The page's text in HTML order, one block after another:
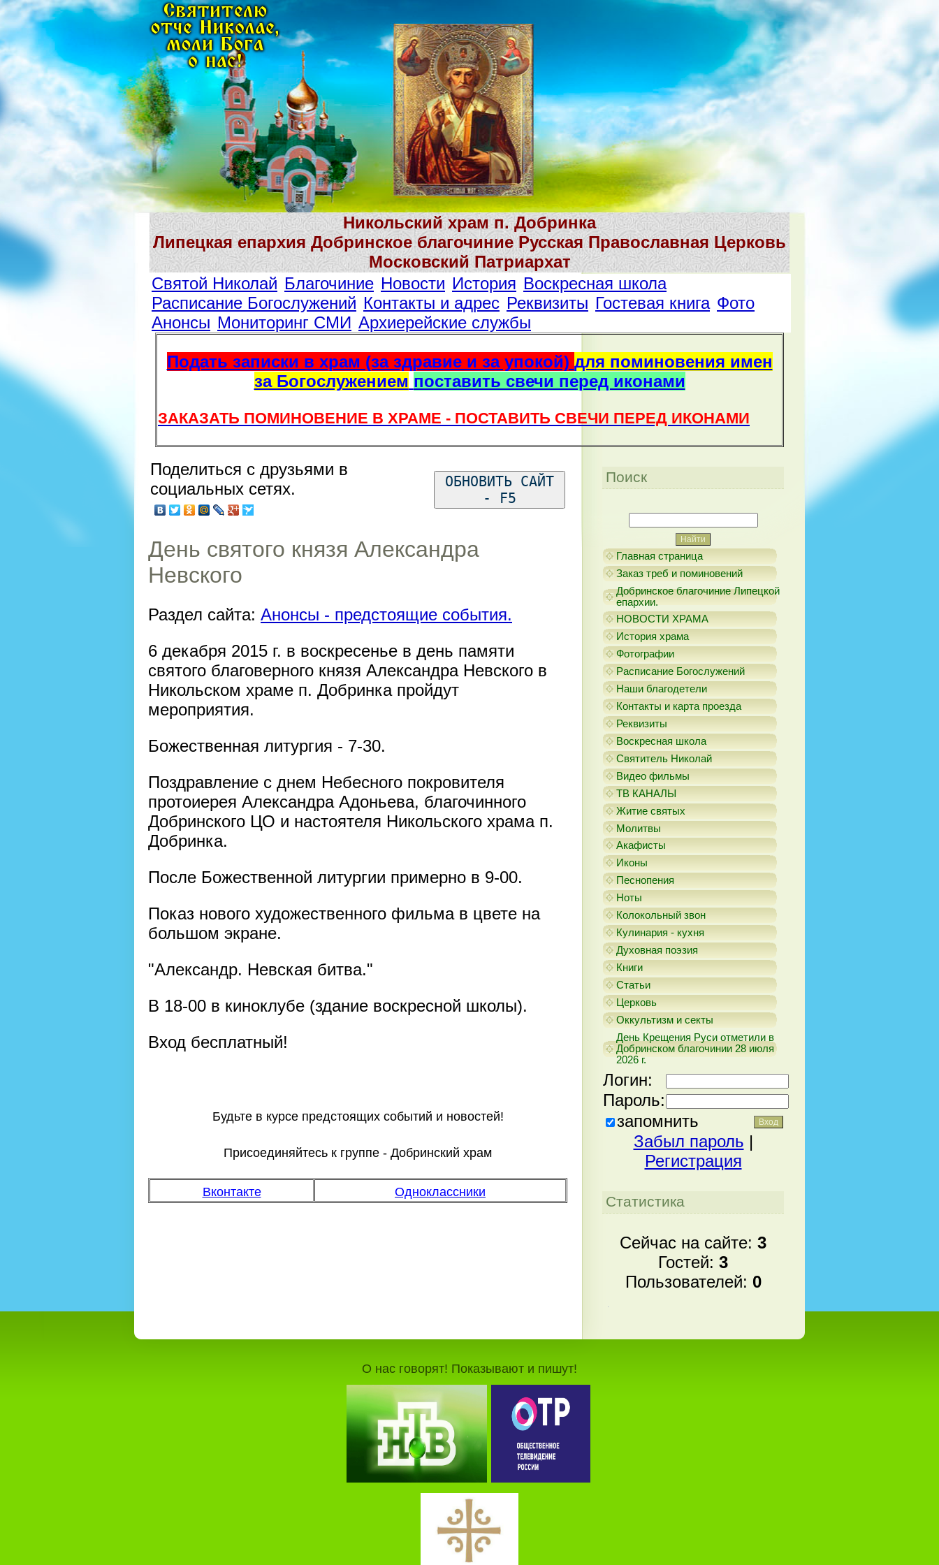
Никольский храм п. Добринка
Липецкая епархия Добринское благочиние Русская Православная Церковь
Московский Патриархат
Святой Николай Благочиние Новости История Воскресная школа
Расписание Богослужений Контакты и адрес Реквизиты Гостевая книга Фото
Анонсы Мониторинг СМИ Архиерейские службы
Подать записки в храм (за здравие и за упокой) для поминовения имен
за Богослужением поставить свечи перед иконами
ЗАКАЗАТЬ ПОМИНОВЕНИЕ В ХРАМЕ - ПОСТАВИТЬ СВЕЧИ ПЕРЕД ИКОНАМИ
Поделиться с друзьями в
социальных сетях.
ОБНОВИТЬ САЙТ
- F5
День святого князя Александра
Невского
Раздел сайта: Анонсы - предстоящие события.
6 декабря 2015 г. в воскресенье в день памяти
святого благоверного князя Александра Невского в
Никольском храме п. Добринка пройдут
мероприятия.
Божественная литургия - 7-30.
Поздравление с днем Небесного покровителя
протоиерея Александра Адоньева, благочинного
Добринского ЦО и настоятеля Никольского храма п.
Добринка.
После Божественной литургии примерно в 9-00.
Показ нового художественного фильма в цвете на
большом экране.
"Александр. Невская битва."
В 18-00 в киноклубе (здание воскресной школы).
Вход бесплатный!
Будьте в курсе предстоящих событий и новостей!
Присоединяйтесь к группе - Добринский храм
Вконтакте Одноклассники
Поиск
Главная страница
Заказ треб и поминовений
Добринское благочиние Липецкой
епархии.
НОВОСТИ ХРАМА
История храма
Фотографии
Расписание Богослужений
Наши благодетели
Контакты и карта проезда
Реквизиты
Воскресная школа
Святитель Николай
Видео фильмы
ТВ КАНАЛЫ
Житие святых
Молитвы
Акафисты
Иконы
Песнопения
Ноты
Колокольный звон
Кулинария - кухня
Духовная поэзия
Книги
Статьи
Церковь
Оккультизм и секты
День Крещения Руси отметили в
Добринском благочинии 28 июля
2026 г.
Логин:
Пароль:
запомнить
Забыл пароль |
Регистрация
Статистика
Сейчас на сайте: 3
Гостей: 3
Пользователей: 0
О нас говорят! Показывают и пишут!